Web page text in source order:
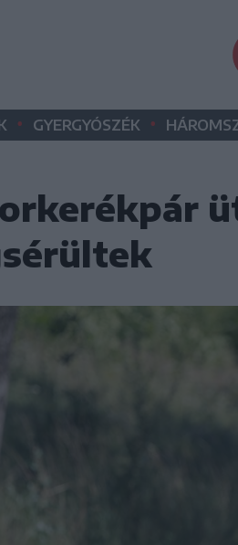
• GYERGYÓSZÉK •